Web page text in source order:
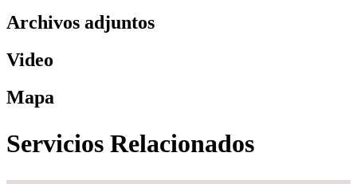
Archivos adjuntos
Video
Mapa
Servicios Relacionados